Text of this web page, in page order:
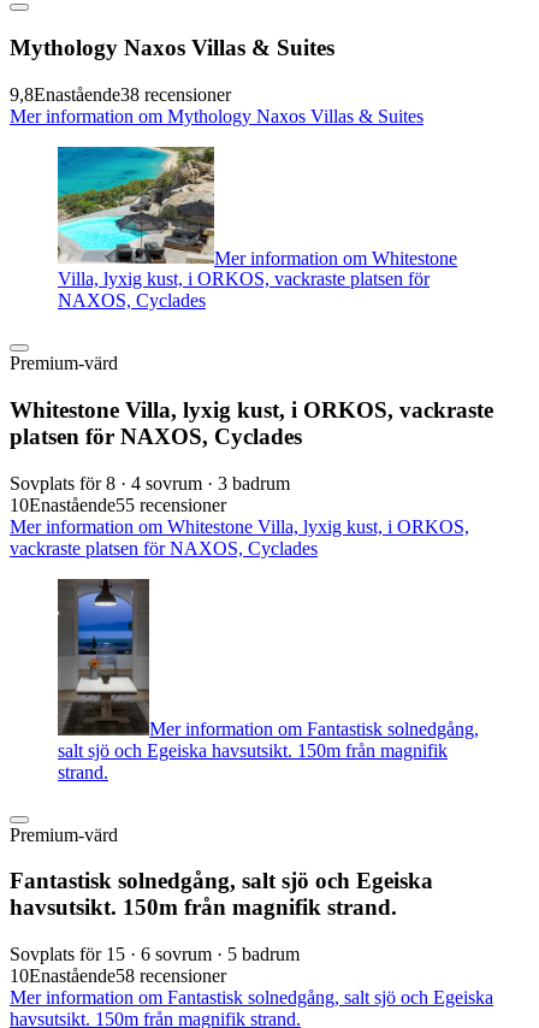
Mythology Naxos Villas & Suites
9,8Enastående38 recensioner
Mer information om Mythology Naxos Villas & Suites
Mer information om Whitestone
Villa, lyxig kust, i ORKOS, vackraste platsen för
NAXOS, Cyclades
Premium-värd
Whitestone Villa, lyxig kust, i ORKOS, vackraste
platsen för NAXOS, Cyclades
Sovplats för 8 · 4 sovrum · 3 badrum
10Enastående55 recensioner
Mer information om Whitestone Villa, lyxig kust, i ORKOS,
vackraste platsen för NAXOS, Cyclades
Mer information om Fantastisk solnedgång,
salt sjö och Egeiska havsutsikt. 150m från magnifik
strand.
Premium-värd
Fantastisk solnedgång, salt sjö och Egeiska
havsutsikt. 150m från magnifik strand.
Sovplats för 15 · 6 sovrum · 5 badrum
10Enastående58 recensioner
Mer information om Fantastisk solnedgång, salt sjö och Egeiska
havsutsikt. 150m från magnifik strand.